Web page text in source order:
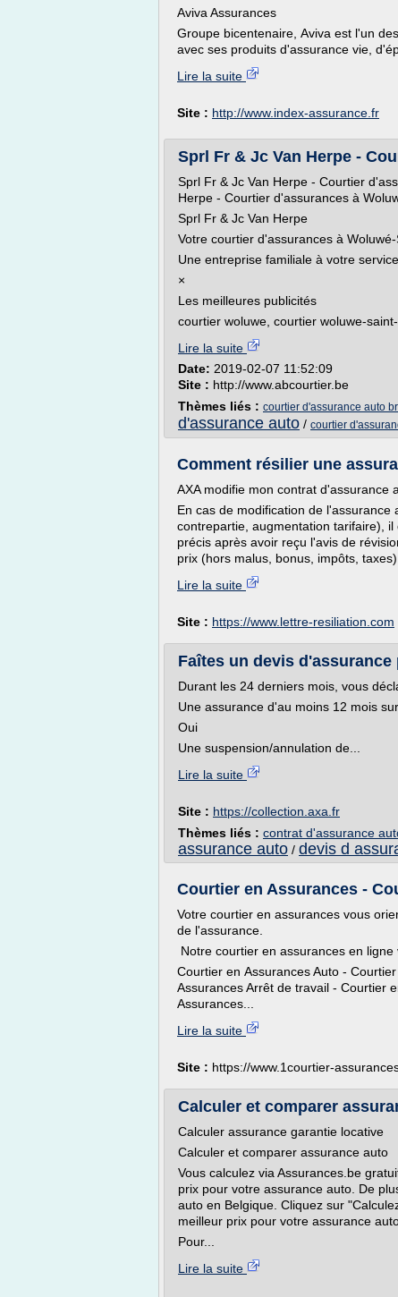
Aviva Assurances
Groupe bicentenaire, Aviva est l'un
avec ses produits d'assurance vie,
Lire la suite
Site : http://www.index-assurance.fr
Sprl Fr & Jc Van Herpe -
Sprl Fr & Jc Van Herpe - Courtier
Herpe - Courtier d'assurances à
Sprl Fr & Jc Van Herpe
Votre courtier d'assurances à
Une entreprise familiale à votre
×
Les meilleures publicités
courtier woluwe, courtier woluwe-
Lire la suite
Date: 2019-02-07 11:52:09
Site : http://www.abcourtier.be
Thèmes liés : courtier d'assurance auto
d'assurance auto / courtier
Comment résilier une
AXA modifie mon contrat d'assurance
En cas de modification de l'assurance
contrepartie, augmentation tarifaire),
précis après avoir reçu l'avis de
prix (hors malus, bonus, impôts,
Lire la suite
Site : https://www.lettre-resiliation.com
Faîtes un devis
Durant les 24 derniers mois, vous
Une assurance d'au moins 12 mois
Oui
Une suspension/annulation de...
Lire la suite
Site : https://collection.axa.fr
Thèmes liés : contrat d'assurance
assurance auto / devis d
Courtier en Assurances -
Votre courtier en assurances vous
de l'assurance.
Notre courtier en assurances en
Courtier en Assurances Auto -
Assurances Arrêt de travail - Courtier
Assurances...
Lire la suite
Site : https://www.1courtier-
Calculer et comparer
Calculer assurance garantie locative
Calculer et comparer assurance auto
Vous calculez via Assurances.be
prix pour votre assurance auto. De
auto en Belgique. Cliquez sur
meilleur prix pour votre assurance
Pour...
Lire la suite